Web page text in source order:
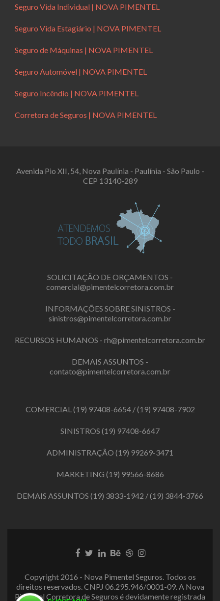
Seguro Vida Individual | NOVA PIMENTEL
Seguro Vida Estagiário | NOVA PIMENTEL
Seguro de Máquinas | NOVA PIMENTEL
Seguro Automóvel | NOVA PIMENTEL
Seguro Incêndio | NOVA PIMENTEL
Corretora de Seguros | NOVA PIMENTEL
Avenida Pio XII, 54, Nova Paulínia - Paulínia - São Paulo -
CEP 13140-289
SOLICITAÇÃO DE ORÇAMENTOS -
comercial@pimentelcorretora.com.br
INFORMAÇÕES SOBRE SINISTROS -
sinistros@pimentelcorretora.com.br
RECURSOS HUMANOS - rh@pimentelcorretora.com.br
DEMAIS ASSUNTOS -
contato@pimentelcorretora.com.br
COMERCIAL(19) 97408-6654/(19) 97408-7902
SINISTROS (19) 97408-6647
ADMINISTRAÇÃO (19) 99269-3471
MARKETING (19) 99566-8686
DEMAIS ASSUNTOS (19) 3833-1942 /(19) 3844-3766
LinkLinkLinkLink LinkLink
Copyright 2016 - Nova Pimentel Seguros. Todos os
direitos reservados. CNPJ 06.295.946/0001-09. A Nova
Pimentel Corretora de Seguros é devidamente registrada